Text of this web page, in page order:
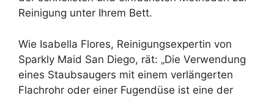
Reinigung unter Ihrem Bett.
Wie Isabella Flores, Reinigungsexpertin von
Sparkly Maid San Diego, rät: „Die Verwendung
eines Staubsaugers mit einem verlängerten
Flachrohr oder einer Fugendüse ist eine der